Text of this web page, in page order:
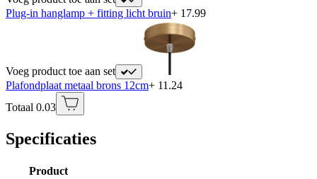
Plug-in hanglamp + fitting licht bruin+ 17.99
Voeg product toe aan set
Plafondplaat metaal brons 12cm+ 11.24
Totaal 0.03
Specificaties
Product